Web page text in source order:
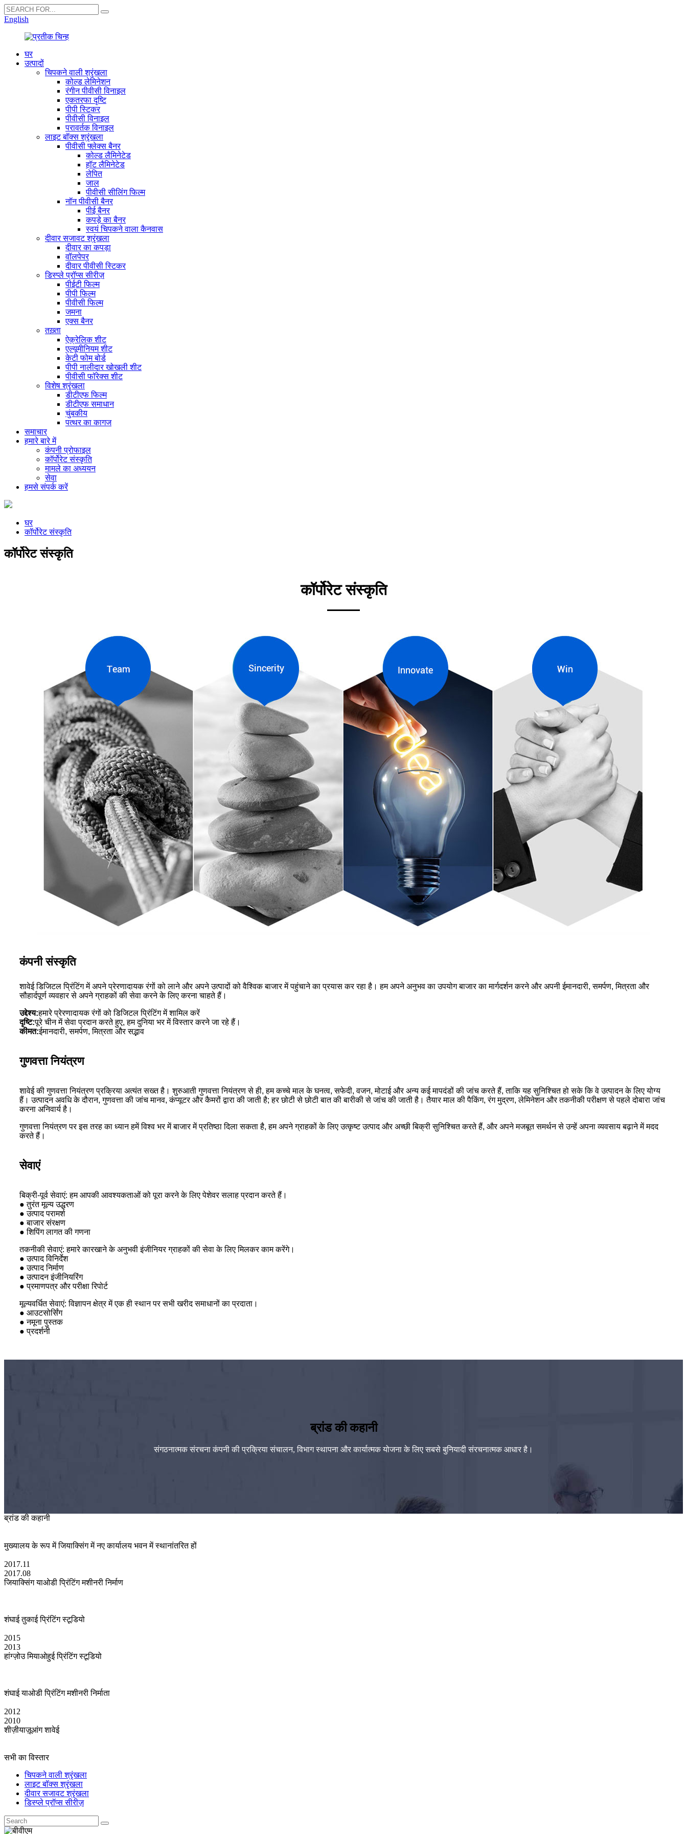
English
घर
उत्पादों
चिपकने वाली श्रृंखला
कोल्ड लेमिनेशन
रंगीन पीवीसी विनाइल
एकतरफा दृष्टि
पीपी स्टिकर
पीवीसी विनाइल
परावर्तक विनाइल
लाइट बॉक्स श्रृंखला
पीवीसी फ्लेक्स बैनर
कोल्ड लैमिनेटेड
हॉट लैमिनेटेड
लेपित
जाल
पीवीसी सीलिंग फिल्म
नॉन पीवीसी बैनर
पीई बैनर
कपड़े का बैनर
स्वयं चिपकने वाला कैनवास
दीवार सजावट श्रृंखला
दीवार का कपड़ा
वॉलपेपर
दीवार पीवीसी स्टिकर
डिस्प्ले प्रॉप्स सीरीज़
पीईटी फिल्म
पीपी फिल्म
पीवीसी फिल्म
जमना
एक्स बैनर
तख़्ता
ऐक्रेलिक शीट
एल्यूमीनियम शीट
केटी फोम बोर्ड
पीपी नालीदार खोखली शीट
पीवीसी फॉरेक्स शीट
विशेष श्रृंखला
डीटीएफ फिल्म
डीटीएफ समाधान
चुंबकीय
पत्थर का कागज
समाचार
हमारे बारे में
कंपनी प्रोफाइल
कॉर्पोरेट संस्कृति
मामले का अध्ययन
सेवा
हमसे संपर्क करें
घर
कॉर्पोरेट संस्कृति
कॉर्पोरेट संस्कृति
कॉर्पोरेट संस्कृति
कंपनी संस्कृति
शावेई डिजिटल प्रिंटिंग में अपने प्रेरणादायक रंगों को लाने और अपने उत्पादों को वैश्विक बाजार में पहुंचाने का प्रयास कर रहा है। हम अपने अनुभव का उपयोग बाजार का मार्गदर्शन करने और अपनी ईमानदारी, समर्पण, मित्रता और
सौहार्दपूर्ण व्यवहार से अपने ग्राहकों की सेवा करने के लिए करना चाहते हैं।
उद्देश्य:हमारे प्रेरणादायक रंगों को डिजिटल प्रिंटिंग में शामिल करें
दृष्टि:पूरे चीन में सेवा प्रदान करते हुए, हम दुनिया भर में विस्तार करने जा रहे हैं।
कीमत:ईमानदारी, समर्पण, मित्रता और सद्भाव
गुणवत्ता नियंत्रण
शावेई की गुणवत्ता नियंत्रण प्रक्रिया अत्यंत सख्त है। शुरुआती गुणवत्ता नियंत्रण से ही, हम कच्चे माल के घनत्व, सफेदी, वजन, मोटाई और अन्य कई मापदंडों की जांच करते हैं, ताकि यह सुनिश्चित हो सके कि वे उत्पादन के लिए योग्य
हैं। उत्पादन अवधि के दौरान, गुणवत्ता की जांच मानव, कंप्यूटर और कैमरों द्वारा की जाती है; हर छोटी से छोटी बात की बारीकी से जांच की जाती है। तैयार माल की पैकिंग, रंग मुद्रण, लेमिनेशन और तकनीकी परीक्षण से पहले दोबारा जांच
करना अनिवार्य है।
गुणवत्ता नियंत्रण पर इस तरह का ध्यान हमें विश्व भर में बाजार में प्रतिष्ठा दिला सकता है, हम अपने ग्राहकों के लिए उत्कृष्ट उत्पाद और अच्छी बिक्री सुनिश्चित करते हैं, और अपने मजबूत समर्थन से उन्हें अपना व्यवसाय बढ़ाने में मदद
करते हैं।
सेवाएं
बिक्री-पूर्व सेवाएं: हम आपकी आवश्यकताओं को पूरा करने के लिए पेशेवर सलाह प्रदान करते हैं।
● तुरंत मूल्य उद्धरण
● उत्पाद परामर्श
● बाजार संरक्षण
● शिपिंग लागत की गणना
तकनीकी सेवाएं: हमारे कारखाने के अनुभवी इंजीनियर ग्राहकों की सेवा के लिए मिलकर काम करेंगे।
● उत्पाद विनिर्देश
● उत्पाद निर्माण
● उत्पादन इंजीनियरिंग
● प्रमाणपत्र और परीक्षा रिपोर्ट
मूल्यवर्धित सेवाएं: विज्ञापन क्षेत्र में एक ही स्थान पर सभी खरीद समाधानों का प्रदाता।
● आउटसोर्सिंग
● नमूना पुस्तक
● प्रदर्शनी
ब्रांड की कहानी
संगठनात्मक संरचना कंपनी की प्रक्रिया संचालन, विभाग स्थापना और कार्यात्मक योजना के लिए सबसे बुनियादी संरचनात्मक आधार है।
ब्रांड की कहानी
मुख्यालय के रूप में जियाक्सिंग में नए कार्यालय भवन में स्थानांतरित हों
2017.11
2017.08
जियाक्सिंग याओडी प्रिंटिंग मशीनरी निर्माण
शंघाई तुकाई प्रिंटिंग स्टूडियो
2015
2013
हांग्ज़ोउ मियाओहुई प्रिंटिंग स्टूडियो
शंघाई याओडी प्रिंटिंग मशीनरी निर्माता
2012
2010
शीज़ीयाज़ूआंग शावेई
सभी का विस्तार
चिपकने वाली श्रृंखला
लाइट बॉक्स श्रृंखला
दीवार सजावट श्रृंखला
डिस्प्ले प्रॉप्स सीरीज़